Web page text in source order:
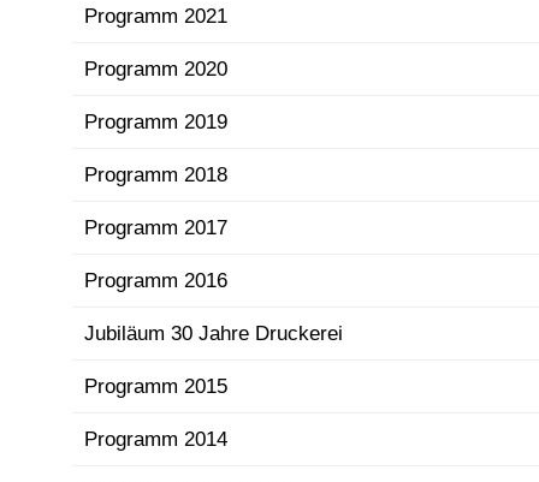
Programm 2021
Programm 2020
Programm 2019
Programm 2018
Programm 2017
Programm 2016
Jubiläum 30 Jahre Druckerei
Programm 2015
Programm 2014